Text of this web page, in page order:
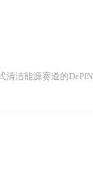
洁能源赛道的DePIN